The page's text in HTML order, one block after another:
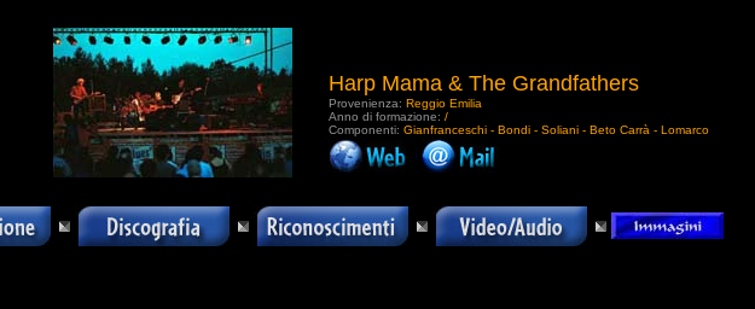
Harp Mama & The Grandfathers
Provenienza: Reggio Emilia
Anno di formazione: /
Componenti: Gianfranceschi - Bondi - Soliani - Beto Carrà - Lomarco
.